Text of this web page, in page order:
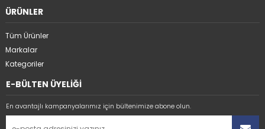
ÜRÜNLER
Tüm Ürünler
Markalar
Kategoriler
E-BÜLTEN ÜYELİĞİ
En avantajlı kampanyalarımız için bültenimize abone olun.